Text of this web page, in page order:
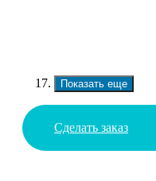
Показать еще
Сделать заказ